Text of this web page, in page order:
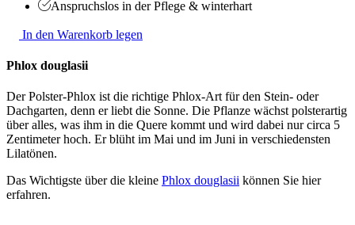
Anspruchslos in der Pflege & winterhart
In den Warenkorb legen
Phlox douglasii
Der Polster-Phlox ist die richtige Phlox-Art für den Stein- oder
Dachgarten, denn er liebt die Sonne. Die Pflanze wächst polsterartig
über alles, was ihm in die Quere kommt und wird dabei nur circa 5
Zentimeter hoch. Er blüht im Mai und im Juni in verschiedensten
Lilatönen.
Das Wichtigste über die kleine Phlox douglasii können Sie hier
erfahren.